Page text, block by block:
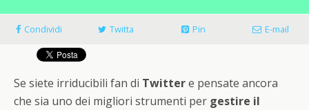
Condividi Twitta Pin E-mail
Se siete irriducibili fan di Twittere pensate ancora
che sia uno dei migliori strumenti per gestire il